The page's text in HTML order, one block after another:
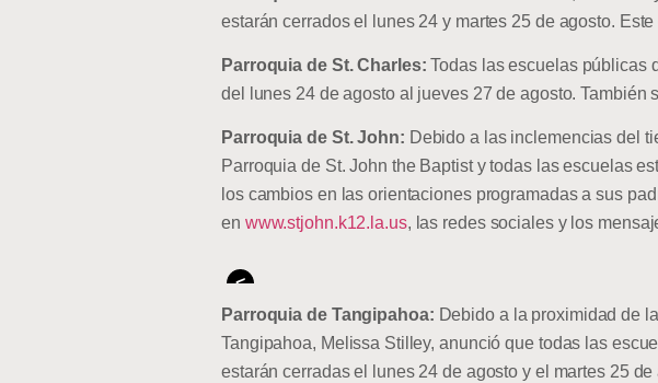
estarán cerrados el lunes 24 y martes 25 de agosto.
Parroquia de St. Charles:Todas las escuelas públicas
del lunes 24 de agosto al jueves 27 de agosto.
Parroquia de St. John: Debido a las inclemencias del
Parroquia de St. John the Baptist y todas las escuelas
los cambios en las orientaciones programadas a sus
en www.stjohn.k12.la.us, las redes sociales y los
<
Parroquia de Tangipahoa: Debido a la proximidad de
Tangipahoa, Melissa Stilley, anunció que todas las
estarán cerradas el lunes 24 de agosto y el martes 25